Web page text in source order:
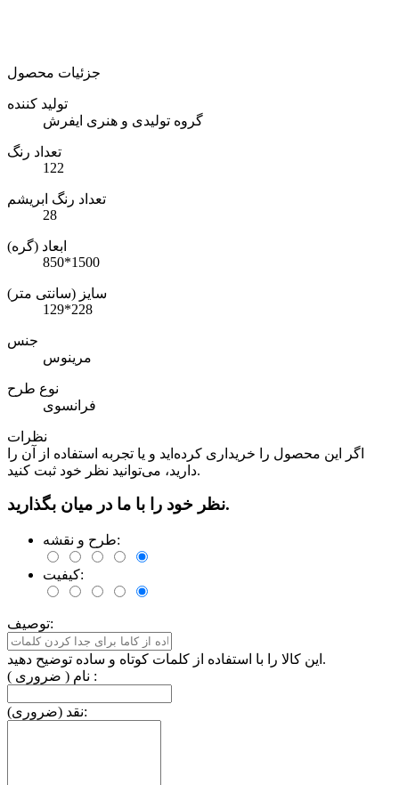
جزئیات محصول
تولید کننده
گروه تولیدی و هنری ایفرش
تعداد رنگ
122
تعداد رنگ ابریشم
28
ابعاد (گره)
850*1500
سایز (سانتی متر)
129*228
جنس
مرینوس
نوع طرح
فرانسوی
نظرات
اگر این محصول را خریداری کرده‌اید و یا تجربه استفاده از آن را
دارید، می‌توانید نظر خود ثبت کنید.
نظر خود را با ما در میان بگذارید.
طرح و نقشه:
کیفیت:
توصیف:
این کالا را با استفاده از کلمات کوتاه و ساده توضیح دهید.
نام ( ضروری ) :
نقد (ضروری):